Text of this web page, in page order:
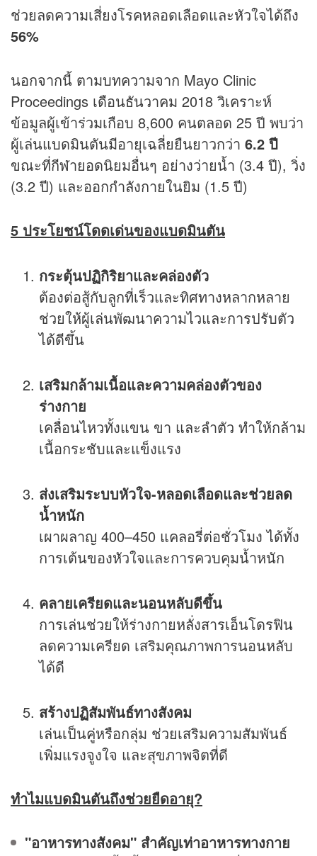
ช่วยลดความเสี่ยงโรคหลอดเลือดและหัวใจได้ถึง
56%
นอกจากนี้ ตามบทความจาก Mayo Clinic
Proceedings เดือนธันวาคม 2018 วิเคราะห์
ข้อมูลผู้เข้าร่วมเกือบ 8,600 คนตลอด 25 ปี พบว่า
ผู้เล่นแบดมินตันมีอายุเฉลี่ยยืนยาวกว่า 6.2 ปี
ขณะที่กีฬายอดนิยมอื่นๆ อย่างว่ายน้ำ (3.4 ปี), วิ่ง
(3.2 ปี) และออกกำลังกายในยิม (1.5 ปี)
5 ประโยชน์โดดเด่นของแบดมินตัน
กระตุ้นปฏิกิริยาและคล่องตัว
ต้องต่อสู้กับลูกที่เร็วและทิศทางหลากหลาย
ช่วยให้ผู้เล่นพัฒนาความไวและการปรับตัว
ได้ดีขึ้น
เสริมกล้ามเนื้อและความคล่องตัวของ
ร่างกาย
เคลื่อนไหวทั้งแขน ขา และลำตัว ทำให้กล้าม
เนื้อกระชับและแข็งแรง
ส่งเสริมระบบหัวใจ-หลอดเลือดและช่วยลด
น้ำหนัก
เผาผลาญ 400–450 แคลอรี่ต่อชั่วโมง ได้ทั้ง
การเต้นของหัวใจและการควบคุมน้ำหนัก
คลายเครียดและนอนหลับดีขึ้น
การเล่นช่วยให้ร่างกายหลั่งสารเอ็นโดรฟิน
ลดความเครียด เสริมคุณภาพการนอนหลับ
ได้ดี
สร้างปฏิสัมพันธ์ทางสังคม
เล่นเป็นคู่หรือกลุ่ม ช่วยเสริมความสัมพันธ์
เพิ่มแรงจูงใจ และสุขภาพจิตที่ดี
ทำไมแบดมินตันถึงช่วยยืดอายุ?
"อาหารทางสังคม" สำคัญเท่าอาหารทางกาย